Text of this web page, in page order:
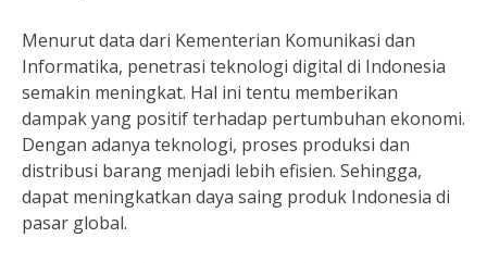
Menurut data dari Kementerian Komunikasi dan
Informatika, penetrasi teknologi digital di Indonesia
semakin meningkat. Hal ini tentu memberikan
dampak yang positif terhadap pertumbuhan ekonomi.
Dengan adanya teknologi, proses produksi dan
distribusi barang menjadi lebih efisien. Sehingga,
dapat meningkatkan daya saing produk Indonesia di
pasar global.